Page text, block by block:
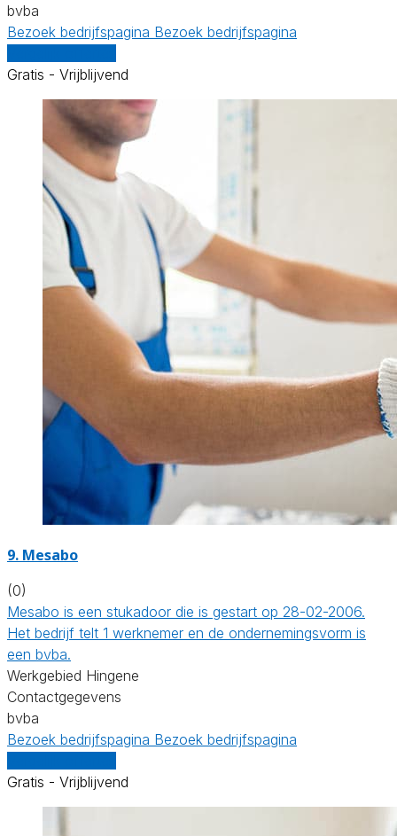
bvba
Bezoek bedrijfspagina Bezoek bedrijfspagina
Gratis - Vrijblijvend
9. Mesabo
(0)
Mesabo is een stukadoor die is gestart op 28-02-2006.
Het bedrijf telt 1 werknemer en de ondernemingsvorm is
een bvba.
Werkgebied Hingene
Contactgegevens
bvba
Bezoek bedrijfspagina Bezoek bedrijfspagina
Gratis - Vrijblijvend